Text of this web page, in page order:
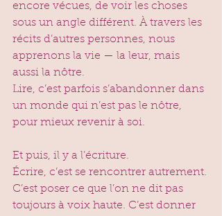
encore vécues, de voir les choses
sous un angle différent. À travers les
récits d’autres personnes, nous
apprenons la vie — la leur, mais
aussi la nôtre.
Lire, c’est parfois s’abandonner dans
un monde qui n’est pas le nôtre,
pour mieux revenir à soi.
Et puis, il y a l’écriture.
Écrire, c’est se rencontrer autrement.
C’est poser ce que l’on ne dit pas
toujours à voix haute. C’est donner